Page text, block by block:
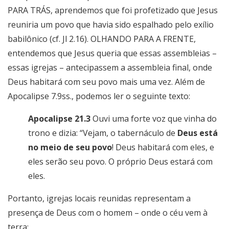
PARA TRÁS, aprendemos que foi profetizado que Jesus
reuniria um povo que havia sido espalhado pelo exílio
babilônico (cf. Jl 2.16). OLHANDO PARA A FRENTE,
entendemos que Jesus queria que essas assembleias –
essas igrejas – antecipassem a assembleia final, onde
Deus habitará com seu povo mais uma vez. Além de
Apocalipse 7.9ss., podemos ler o seguinte texto:
Apocalipse 21.3Ouvi uma forte voz que vinha do
trono e dizia: “Vejam, o tabernáculo de Deus está
no meio de seu povo! Deus habitará com eles, e
eles serão seu povo. O próprio Deus estará com
eles.
Portanto, igrejas locais reunidas representam a
presença de Deus com o homem – onde o céu vem à